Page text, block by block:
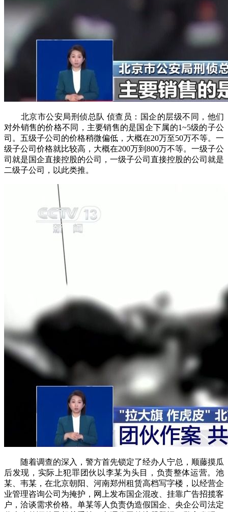
北京市公安局刑侦总队 侦查员：国企的层级不同，他们
对外销售的价格不同，主要销售的是国企下属的1~5级的子公
司。五级子公司的价格稍微偏低，大概在20万至50万不等。一
级子公司价格就比较高，大概在200万到800万不等。一级子公
司就是国企直接控股的公司，一级子公司直接控股的公司就是
二级子公司，以此类推。
随着调查的深入，警方首先锁定了经办人宁总，顺藤摸瓜
后发现，实际上犯罪团伙以李某为头目，负责整体运营。池
某、韦某，在北京朝阳、河南郑州租赁高档写字楼，以经营企
业管理咨询公司为掩护，网上发布国企混改、挂靠广告招揽客
户，洽谈需求价格。单某等人负责伪造假国企、央企公司法定